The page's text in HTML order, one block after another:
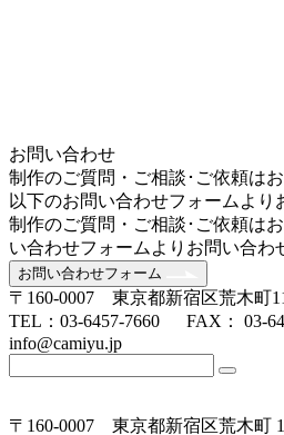
お問い合わせ
制作のご質問・ご相談･ご依頼はお
以下のお問い合わせフォームより
制作のご質問・ご相談･ご依頼は
い合わせフォームよりお問い合わ
お問い合わせフォーム
〒160-0007 東京都新宿区荒木町
TEL：03-6457-7660 FAX： 03-
info@camiyu.jp
〒160-0007 東京都新宿区荒木町